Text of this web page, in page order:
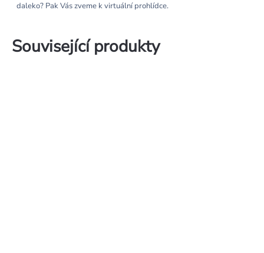
daleko? Pak Vás zveme k virtuální prohlídce.
Související produkty